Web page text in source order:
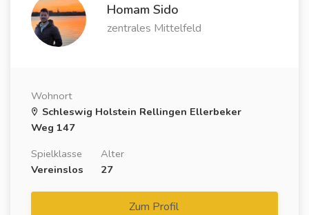
Homam Sido
zentrales Mittelfeld
Wohnort
Schleswig Holstein Rellingen Ellerbeker
Weg 147
Spielklasse
Vereinslos
Alter
27
Zum Profil